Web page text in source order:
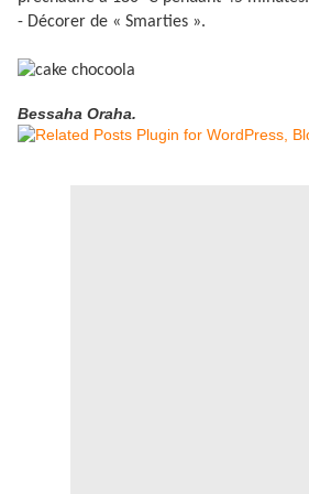
- Décorer de « Smarties ».
Bessaha Oraha.